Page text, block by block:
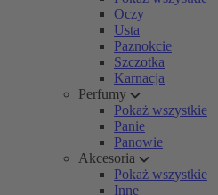
Oczy
Usta
Paznokcie
Szczotka
Karnacja
Perfumy
Pokaż wszystkie
Panie
Panowie
Akcesoria
Pokaż wszystkie
Inne